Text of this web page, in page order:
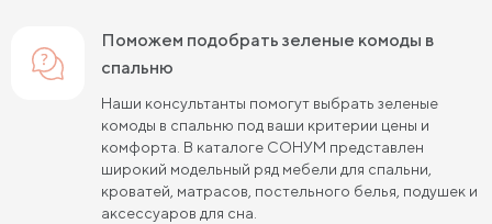
Поможем подобрать зеленые комоды в
спальню
Наши консультанты помогут выбрать зеленые
комоды в спальню под ваши критерии цены и
комфорта. В каталоге СОНУМ представлен
широкий модельный ряд мебели для спальни,
кроватей, матрасов, постельного белья, подушек и
аксессуаров для сна.